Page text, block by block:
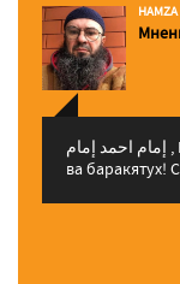
إمام احمد إمام , Ва алейкум ассалам ва рахматуЛлахи
ва баракятух!